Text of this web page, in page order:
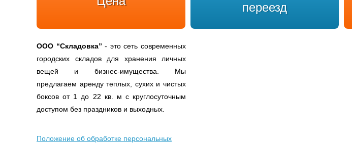
переезд
ООО “Складовка” - это сеть современных
городских складов для хранения личных
вещей и бизнес-имущества. Мы
предлагаем аренду теплых, сухих и чистых
боксов от 1 до 22 кв. м с круглосуточным
доступом без праздников и выходных.
Положение об обработке персональных